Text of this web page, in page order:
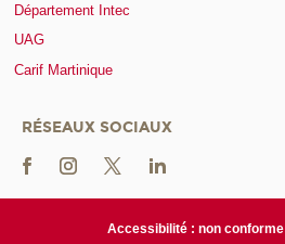
Département Intec
UAG
Carif Martinique
RÉSEAUX SOCIAUX
Accessibilité : non conforme